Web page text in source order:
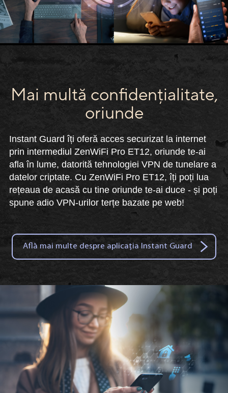
Mai multă confidențialitate,
oriunde
Instant Guard îți oferă acces securizat la internet
prin intermediul ZenWiFi Pro ET12, oriunde te-ai
afla în lume, datorită tehnologiei VPN de tunelare a
datelor criptate. Cu ZenWiFi Pro ET12, îți poți lua
rețeaua de acasă cu tine oriunde te-ai duce - și poți
spune adio VPN-urilor terțe bazate pe web!
Află mai multe despre aplicația Instant Guard